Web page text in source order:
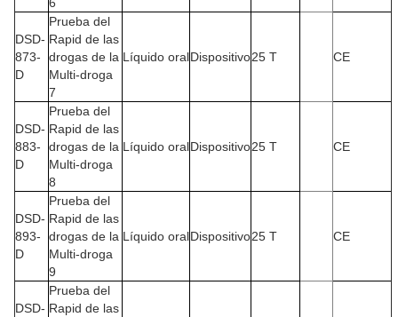
DSD-
873-
D
Prueba del
Rapid de las
drogas de la
Multi-droga
7
Líquido oralDispositivo25 T CE
DSD-
883-
D
Prueba del
Rapid de las
drogas de la
Multi-droga
8
Líquido oralDispositivo25 T CE
DSD-
893-
D
Prueba del
Rapid de las
drogas de la
Multi-droga
9
Líquido oralDispositivo25 T CE
DSD-
Prueba del
Rapid de las